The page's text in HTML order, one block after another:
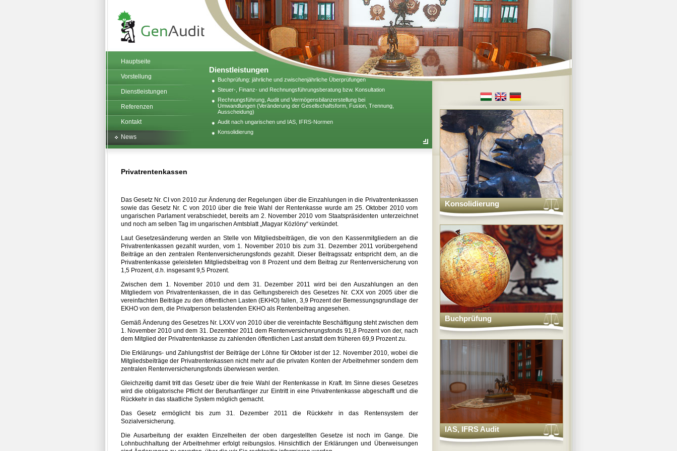
Hauptseite
Vorstellung
Dienstleistungen
Referenzen
Kontakt
News
Dienstleistungen
Buchprüfung: jährliche und zwischenjährliche Überprüfungen
Steuer-, Finanz- und Rechnungsführungsberatung bzw. Konsultation
Rechnungsführung, Audit und Vermögensbilanzerstellung bei
Umwandlungen (Veränderung der Gesellschaftsform, Fusion, Trennung,
Ausscheidung)
Audit nach ungarischen und IAS, IFRS-Normen
Konsolidierung
Konsolidierung
Buchprüfung
IAS, IFRS Audit
Privatrentenkassen
Das Gesetz Nr. CI von 2010 zur Änderung der Regelungen über die Einzahlungen in die Privatrentenkassen
sowie das Gesetz Nr. C von 2010 über die freie Wahl der Rentenkasse wurde am 25. Oktober 2010 vom
ungarischen Parlament verabschiedet, bereits am 2. November 2010 vom Staatspräsidenten unterzeichnet
und noch am selben Tag im ungarischen Amtsblatt „Magyar Közlöny“ verkündet.
Laut Gesetzesänderung werden an Stelle von Mitgliedsbeiträgen, die von den Kassenmitgliedern an die
Privatrentenkassen gezahlt wurden, vom 1. November 2010 bis zum 31. Dezember 2011 vorübergehend
Beiträge an den zentralen Rentenversicherungsfonds gezahlt. Dieser Beitragssatz entspricht dem, an die
Privatrentenkasse geleisteten Mitgliedsbeitrag von 8 Prozent und dem Beitrag zur Rentenversicherung von
1,5 Prozent, d.h. insgesamt 9,5 Prozent.
Zwischen dem 1. November 2010 und dem 31. Dezember 2011 wird bei den Auszahlungen an den
Mitgliedern von Privatrentenkassen, die in das Geltungsbereich des Gesetzes Nr. CXX von 2005 über die
vereinfachten Beiträge zu den öffentlichen Lasten (EKHO) fallen, 3,9 Prozent der Bemessungsgrundlage der
EKHO von dem, die Privatperson belastenden EKHO als Rentenbeitrag angesehen.
Gemäß Änderung des Gesetzes Nr. LXXV von 2010 über die vereinfachte Beschäftigung steht zwischen dem
1. November 2010 und dem 31. Dezember 2011 dem Rentenversicherungsfonds 91,8 Prozent von der, nach
dem Mitglied der Privatrentenkasse zu zahlenden öffentlichen Last anstatt dem früheren 69,9 Prozent zu.
Die Erklärungs- und Zahlungsfrist der Beiträge der Löhne für Oktober ist der 12. November 2010, wobei die
Mitgliedsbeiträge der Privatrentenkassen nicht mehr auf die privaten Konten der Arbeitnehmer sondern dem
zentralen Rentenversicherungsfonds überwiesen werden.
Gleichzeitig damit tritt das Gesetz über die freie Wahl der Rentenkasse in Kraft. Im Sinne dieses Gesetzes
wird die obligatorische Pflicht der Berufsanfänger zur Eintritt in eine Privatrentenkasse abgeschafft und die
Rückkehr in das staatliche System möglich gemacht.
Das Gesetz ermöglicht bis zum 31. Dezember 2011 die Rückkehr in das Rentensystem der
Sozialversicherung.
Die Ausarbeitung der exakten Einzelheiten der oben dargestellten Gesetze ist noch im Gange. Die
Lohnbuchhaltung der Arbeitnehmer erfolgt reibungslos. Hinsichtlich der Erklärungen und Überweisungen